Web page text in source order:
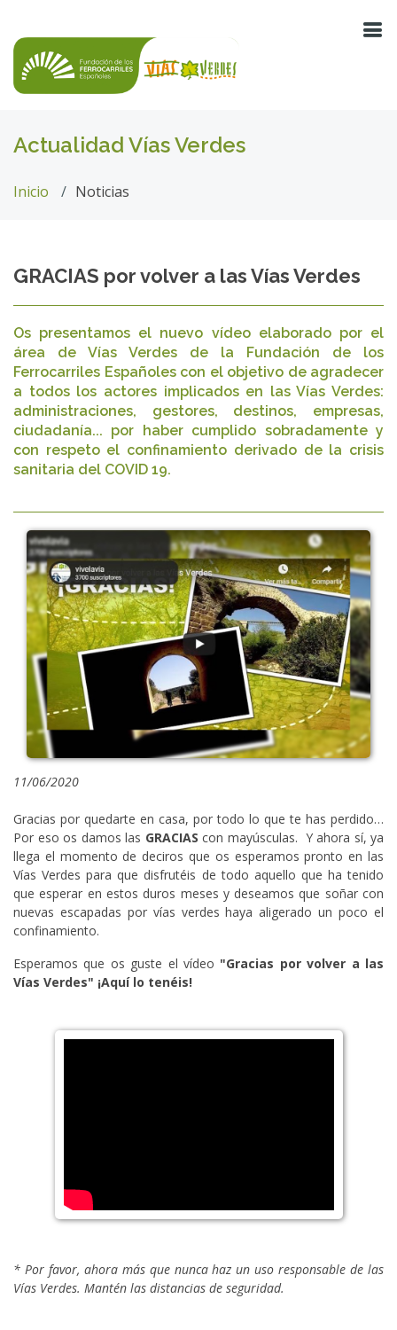
Actualidad Vías Verdes
Inicio Noticias
GRACIAS por volver a las Vías Verdes
Os presentamos el nuevo vídeo elaborado por el
área de Vías Verdes de la Fundación de los
Ferrocarriles Españoles con el objetivo de agradecer
a todos los actores implicados en las Vías Verdes:
administraciones, gestores, destinos, empresas,
ciudadanía... por haber cumplido sobradamente y
con respeto el confinamiento derivado de la crisis
sanitaria del COVID 19.
11/06/2020
Gracias por quedarte en casa, por todo lo que te has perdido…
Por eso os damos las GRACIAS con mayúsculas. Y ahora sí, ya
llega el momento de deciros que os esperamos pronto en las
Vías Verdes para que disfrutéis de todo aquello que ha tenido
que esperar en estos duros meses y deseamos que soñar con
nuevas escapadas por vías verdes haya aligerado un poco el
confinamiento.
Esperamos que os guste el vídeo "Gracias por volver a las
Vías Verdes" ¡Aquí lo tenéis!
* Por favor, ahora más que nunca haz un uso responsable de las
Vías Verdes. Mantén las distancias de seguridad.